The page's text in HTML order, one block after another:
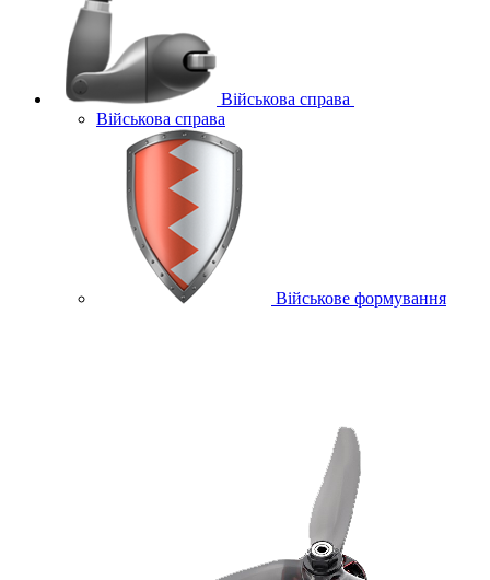
Військова справа
Військова справа
Військове формування